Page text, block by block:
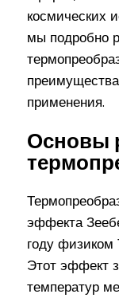
космических
мы подробно
применения.
Основы
эффекта
году физиком
Этот эффект
температур